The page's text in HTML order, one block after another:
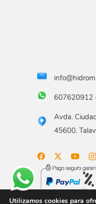
607620912
Avda.
45600.
Utilizamos cookies para